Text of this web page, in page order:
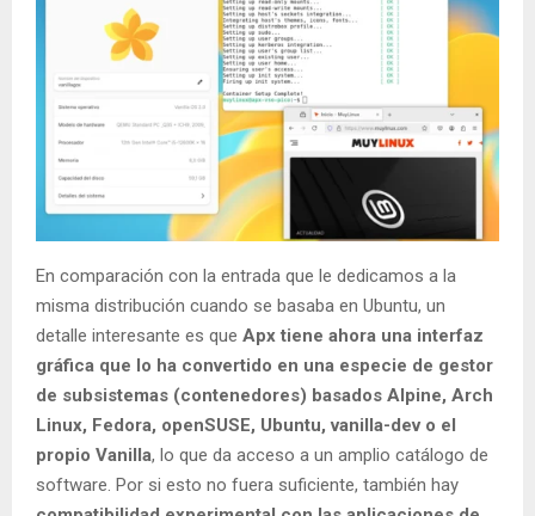
En comparación con la entrada que le dedicamos a la
misma distribución cuando se basaba en Ubuntu, un
detalle interesante es que Apx tiene ahora una interfaz
gráfica que lo ha convertido en una especie de gestor
de subsistemas (contenedores) basados Alpine, Arch
Linux, Fedora, openSUSE, Ubuntu, vanilla-dev o el
propio Vanilla, lo que da acceso a un amplio catálogo de
software. Por si esto no fuera suficiente, también hay